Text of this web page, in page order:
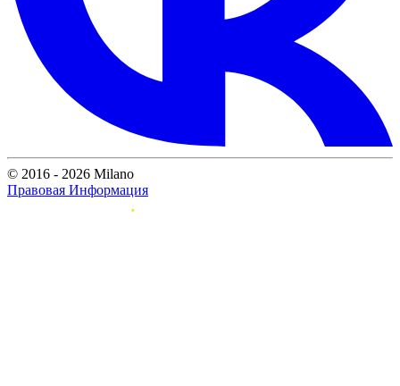
© 2016 - 2026 Milano
Правовая Информация